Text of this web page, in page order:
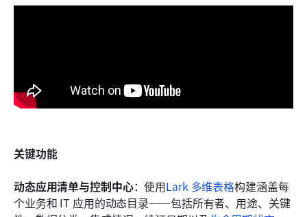
关键功能
动态应用清单与控制中心：使用Lark 多维表格构建涵盖每
个业务和 IT 应用的动态目录——包括所有者、用途、关键